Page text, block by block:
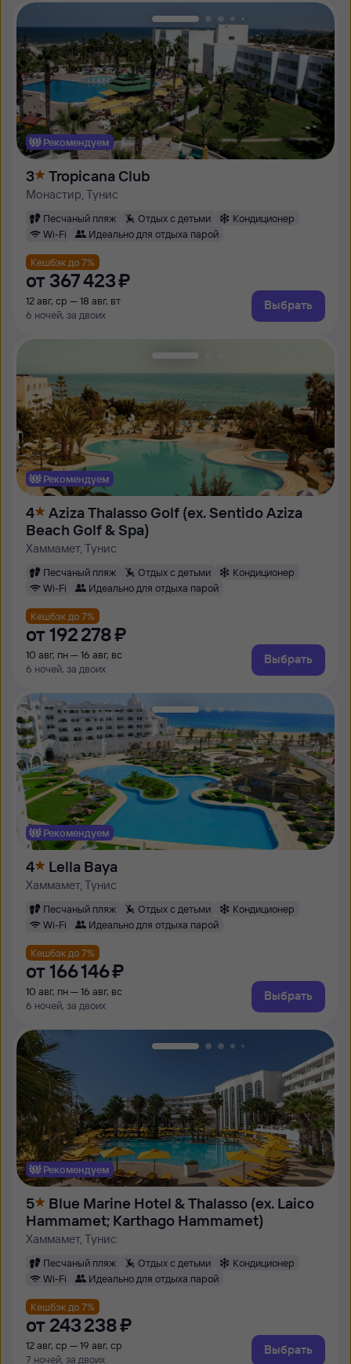
Рекомендуем
3 Tropicana Club
Монастир, Тунис
Песчаный пляж Отдых с детьми
Кондиционер
Wi-Fi
Идеально для отдыха парой
Кешбэк до 7%
от 367 ⁠423 ⁠₽
12 авг, ср — 18 авг, вт
6 ночей, за двоих
Выбрать
Рекомендуем
4
Aziza Thalasso Golf (ex. Sentido Aziza
Beach Golf & Spa)
Хаммамет, Тунис
Песчаный пляж Отдых с детьми
Кондиционер
Wi-Fi
Идеально для отдыха парой
Кешбэк до 7%
от 192 ⁠278 ⁠₽
10 авг, пн — 16 авг, вс
6 ночей, за двоих
Выбрать
Рекомендуем
4 Lella Baya
Хаммамет, Тунис
Песчаный пляж Отдых с детьми
Кондиционер
Wi-Fi
Идеально для отдыха парой
Кешбэк до 7%
от 166 ⁠146 ⁠₽
10 авг, пн — 16 авг, вс
6 ночей, за двоих
Выбрать
Рекомендуем
5
Blue Marine Hotel & Thalasso (ex. Laico
Hammamet; Karthago Hammamet)
Хаммамет, Тунис
Песчаный пляж Отдых с детьми
Кондиционер
Wi-Fi
Идеально для отдыха парой
Кешбэк до 7%
от 243 ⁠238 ⁠₽
12 авг, ср — 19 авг, ср
7 ночей, за двоих
Выбрать